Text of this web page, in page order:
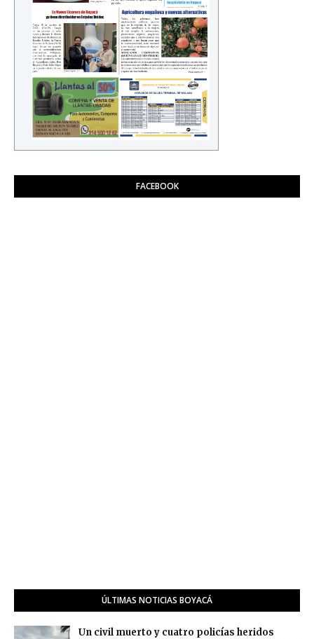
FACEBOOK
ÚLTIMAS NOTICIAS BOYACÁ
Un civil muerto y cuatro policías heridos